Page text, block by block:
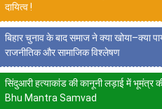
दायित्व !
बिहार चुनाव के बाद समाज ने क्या खोया–क्या
राजनीतिक और सामाजिक विश्लेषण
सिंदुआरी हत्याकांड की कानूनी लड़ाई में भूमंत्र
Bhu Mantra Samvad